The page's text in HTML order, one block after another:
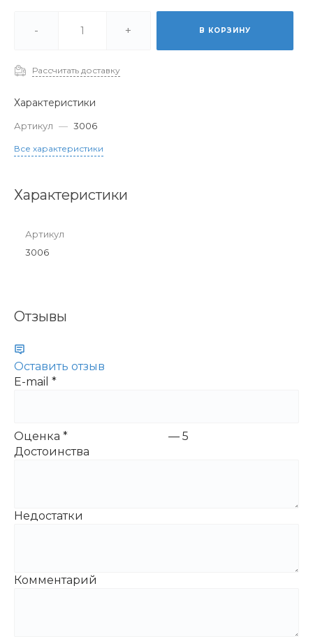
- + В КОРЗИНУ
Рассчитать доставку
Характеристики
Артикул — 3006
Все характеристики
Характеристики
Артикул
3006
Отзывы
Оставить отзыв
E-mail *
Оценка * — 5
Достоинства
Недостатки
Комментарий